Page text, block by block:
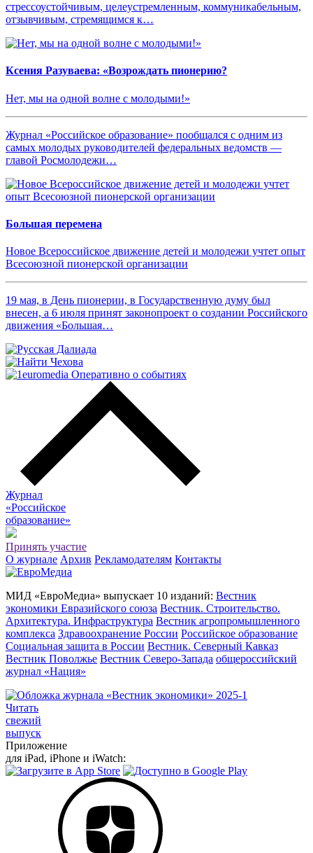
стрессоустойчивым, целеустремленным, коммуникабельным,
отзывчивым, стремящимся к…
Ксения Разуваева: «Возрождать пионерию?
Нет, мы на одной волне с молодыми!»
Журнал «Российское образование» пообщался с одним из
самых молодых руководителей федеральных ведомств —
главой Росмолодежи…
Большая перемена
Новое Всероссийское движение детей и молодежи учтет опыт
Всесоюзной пионерской организации
19 мая, в День пионерии, в Государственную думу был
внесен, а 6 июля принят законопроект о создании Российского
движения «Большая…
Журнал
«Российское
образование»
Принять участие
О журнале Архив Рекламодателям Контакты
МИД «ЕвроМедиа» выпускает 10 изданий: Вестник
экономики Евразийского союза Вестник. Строительство.
Архитектура. Инфраструктура Вестник агропромышленного
комплекса Здравоохранение России Российское образование
Социальная защита в России Вестник. Северный Кавказ
Вестник Поволжье Вестник Северо-Запада общероссийский
журнал «Нация»
Читать
свежий
выпуск
Приложение
для iPad, iPhone и iWatch: